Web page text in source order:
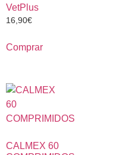
VetPlus
16,90€
Comprar
CALMEX 60